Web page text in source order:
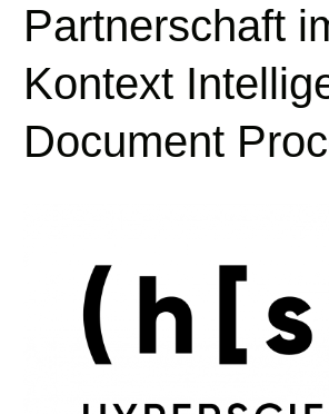
Partnerschaft
Kontext
Document